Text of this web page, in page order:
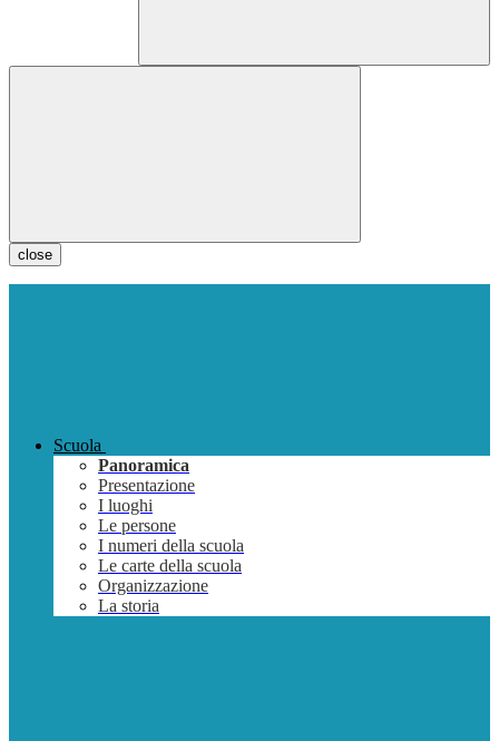
close
Scuola
Panoramica
Presentazione
I luoghi
Le persone
I numeri della scuola
Le carte della scuola
Organizzazione
La storia